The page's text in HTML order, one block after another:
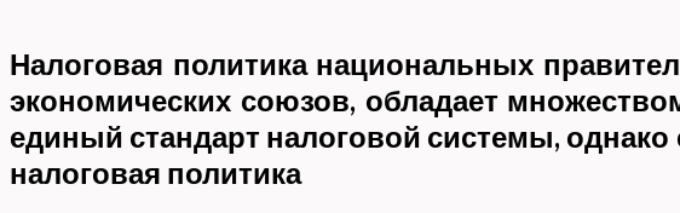
Налоговая политика национальных
экономических союзов, обладает
единый стандарт налоговой системы,
налоговая политика